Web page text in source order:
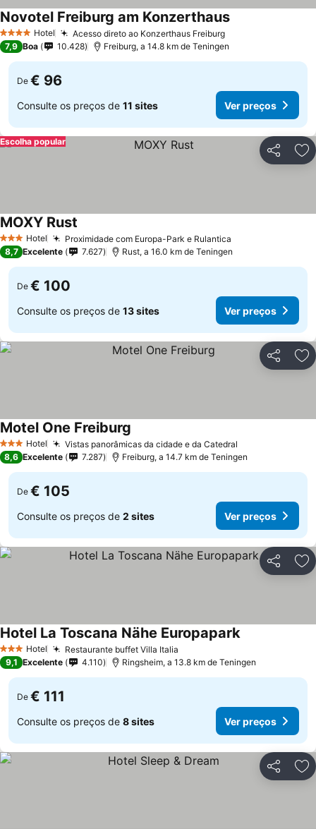
4 EstrelasHotel Acesso direto ao Konzerthaus FreiburgVer preços
Novotel Freiburg am KonzerthausVer preços
7,9 Boa 10.428 Freiburg, a 14.8 km de Teningen
De € 96
Consulte os preços de 11 sites Ver preços
Partilhar
Escolha popular
3 EstrelasHotel Proximidade com Europa-Park e Rulantica
MOXY Rust
8,7 Excelente 7.627 Rust, a 16.0 km de Teningen
De € 100
Consulte os preços de 13 sites Ver preços
Partilhar
3 EstrelasHotel Vistas panorâmicas da cidade e da Catedral
Motel One Freiburg
8,6 Excelente 7.287 Freiburg, a 14.7 km de Teningen
De € 105
Consulte os preços de 2 sites Ver preços
Partilhar
3 EstrelasHotel Restaurante buffet Villa Italia
Hotel La Toscana Nähe EuropaparkVer preços
9,1 Excelente 4.110 Ringsheim, a 13.8 km de Teningen
De € 111
Consulte os preços de 8 sites Ver preços
Partilhar